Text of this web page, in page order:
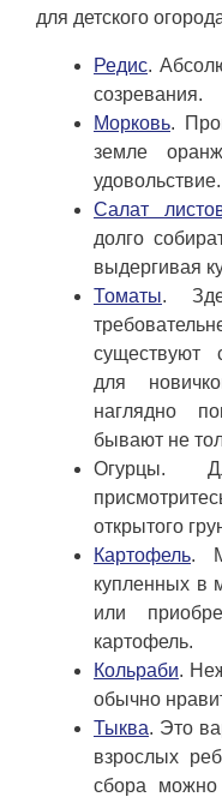
для детского
Редис.
созревания.
Морковь.
земле
удовольствие.
Салат
долго
выдергивая
Томаты.
существуют
для
наглядно
бывают не
Огурцы.
открытого
Картофель.
купленных в
или
картофель.
Кольраби.
обычно
Тыква. Это
взрослых
сбора можно